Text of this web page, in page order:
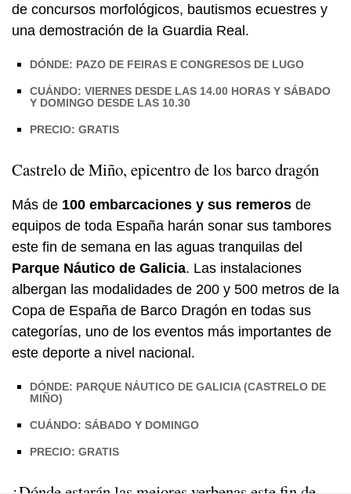
de concursos morfológicos, bautismos ecuestres y
una demostración de la Guardia Real.
DÓNDE: PAZO DE FEIRAS E CONGRESOS DE LUGO
CUÁNDO: VIERNES DESDE LAS 14.00 HORAS Y SÁBADO
Y DOMINGO DESDE LAS 10.30
PRECIO: GRATIS
Castrelo de Miño, epicentro de los barco dragón
Más de 100 embarcaciones y sus remeros de
equipos de toda España harán sonar sus tambores
este fin de semana en las aguas tranquilas del
Parque Náutico de Galicia. Las instalaciones
albergan las modalidades de 200 y 500 metros de la
Copa de España de Barco Dragón en todas sus
categorías, uno de los eventos más importantes de
este deporte a nivel nacional.
DÓNDE: PARQUE NÁUTICO DE GALICIA (CASTRELO DE
MIÑO)
CUÁNDO: SÁBADO Y DOMINGO
PRECIO: GRATIS